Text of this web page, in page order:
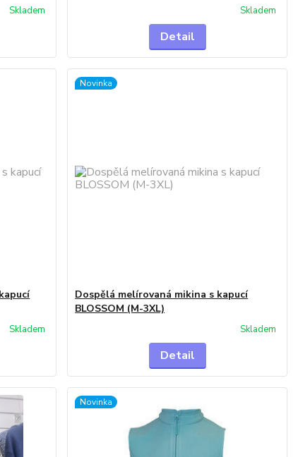
Skladem Skladem
Detail
Skladem
Novinka
Dospělá melírovaná mikina s kapucí
BLOSSOM (M-3XL)
Skladem
Detail
Novinka